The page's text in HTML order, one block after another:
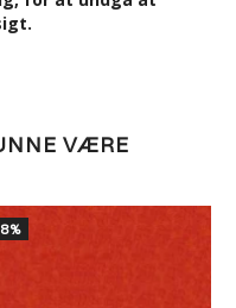
VÆRE